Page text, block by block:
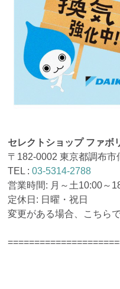
セレクトショップ ファボ
〒182-0002 東京都調布市
TEL :03-5314-2788
営業時間: 月～土10:00～
定休日: 日曜・祝日
変更がある場合、こちら